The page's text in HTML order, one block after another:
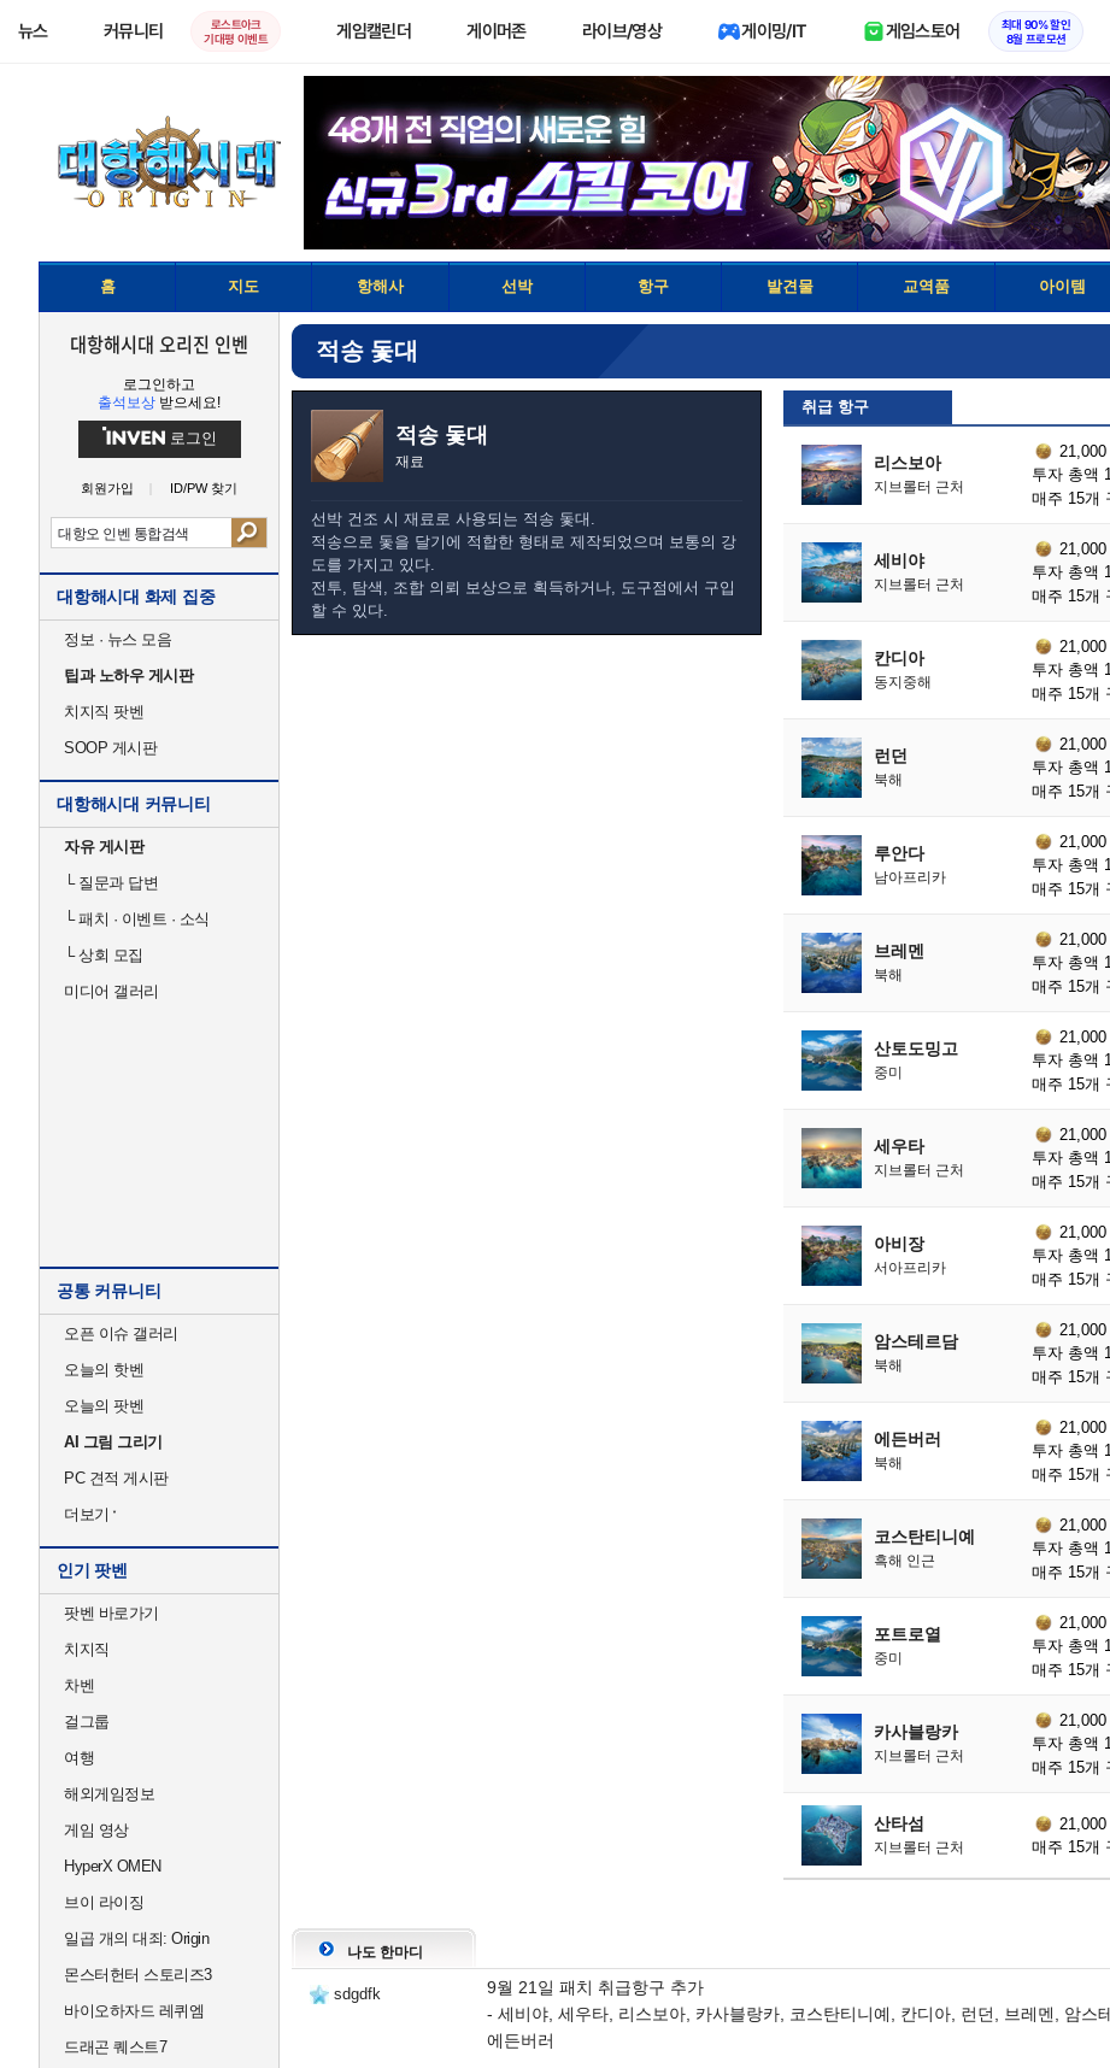
뉴스 커뮤니티
로스트아크
기대평 이벤트
게임캘린더 게이머존 라이브/영상 게이밍/IT 게임스토어
최대 90% 할인
8월 프로모션
홈 지도 항해사 선박 항구 발견물 교역품 아이템
대항해시대 오리진 인벤
로그인하고
출석보상 받으세요!
로그인
회원가입 ID/PW 찾기
대항해시대 화제 집중
정보 · 뉴스 모음
팁과 노하우 게시판
치지직 팟벤
SOOP 게시판
대항해시대 커뮤니티
자유 게시판
└질문과 답변
└패치 · 이벤트 · 소식
└상회 모집
미디어 갤러리
공통 커뮤니티
오픈 이슈 갤러리
오늘의 핫벤
오늘의 팟벤
AI 그림 그리기
PC 견적 게시판
더보기
인기 팟벤
팟벤 바로가기
치지직
차벤
걸그룹
여행
해외게임정보
게임 영상
HyperX OMEN
브이 라이징
일곱 개의 대죄: Origin
몬스터헌터 스토리즈3
바이오하자드 레퀴엠
드래곤 퀘스트7
적송 돛대
적송 돛대
재료
선박 건조 시 재료로 사용되는 적송 돛대.
적송으로 돛을 달기에 적합한 형태로 제작되었으며 보통의 강
도를 가지고 있다.
전투, 탐색, 조합 의뢰 보상으로 획득하거나, 도구점에서 구입
할 수 있다.
취급 항구
리스보아
지브롤터 근처
21,000
투자 총액
매주 15개
세비야
지브롤터 근처
21,000
투자 총액
매주 15개
칸디아
동지중해
21,000
투자 총액
매주 15개
런던
북해
21,000
투자 총액
매주 15개
루안다
남아프리카
21,000
투자 총액
매주 15개
브레멘
북해
21,000
투자 총액
매주 15개
산토도밍고
중미
21,000
투자 총액
매주 15개
세우타
지브롤터 근처
21,000
투자 총액
매주 15개
아비장
서아프리카
21,000
투자 총액
매주 15개
암스테르담
북해
21,000
투자 총액
매주 15개
에든버러
북해
21,000
투자 총액
매주 15개
코스탄티니예
흑해 인근
21,000
투자 총액
매주 15개
포트로열
중미
21,000
투자 총액
매주 15개
카사블랑카
지브롤터 근처
21,000
투자 총액
매주 15개
산타섬
지브롤터 근처
21,000
매주 15개
나도 한마디
sdgdfk
9월 21일 패치 취급항구 추가
- 세비야, 세우타, 리스보아, 카사블랑카, 코스탄티니예, 칸디아, 런던, 브레멘, 암스
에든버러